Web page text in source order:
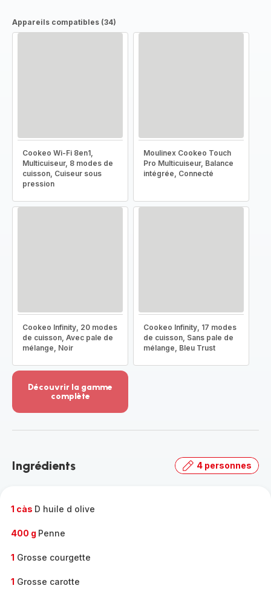
Appareils compatibles (34)
Cookeo Wi-Fi 8en1,
Multicuiseur, 8 modes de
cuisson, Cuiseur sous
pression
Moulinex Cookeo Touch
Pro Multicuiseur, Balance
intégrée, Connecté
Cookeo Infinity, 20 modes
de cuisson, Avec pale de
mélange, Noir
Cookeo Infinity, 17 modes
de cuisson, Sans pale de
mélange, Bleu Trust
Découvrir la gamme
complète
-
gamme
Ingrédients 4 personnes
1 càs D huile d olive
400 g Penne
1 Grosse courgette
1 Grosse carotte